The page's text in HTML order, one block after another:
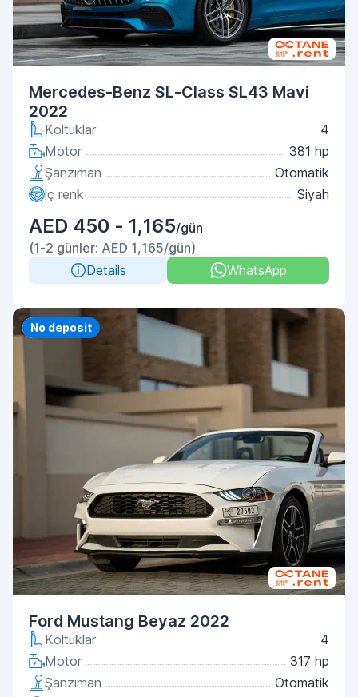
Mercedes-Benz SL-Class SL43 Mavi
2022
Koltuklar
4
Motor
381 hp
Şanzıman
Otomatik
İç renk
Siyah
AED 450 - 1,165/gün
(1-2 günler: AED 1,165/gün)
Details
WhatsApp
Priority
No deposit
Ford Mustang Beyaz 2022
Koltuklar
4
Motor
317 hp
Şanzıman
Otomatik